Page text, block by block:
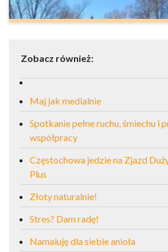
Zobacz również:
Maj jak medialnie
Spotkanie pełne ruchu, śmiechu i
współpracy
Częstochowa jedzie na Zjazd
Plus
Złoty naturalnie!
Stres? Dam radę!
Namaluję dla siebie anioła